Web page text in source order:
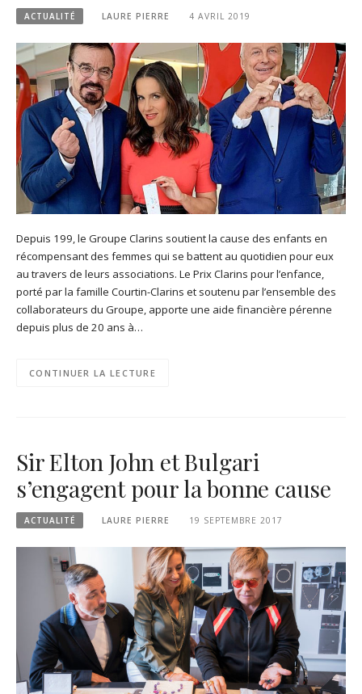
ACTUALITÉ LAURE PIERRE 4 AVRIL 2019
Depuis 199, le Groupe Clarins soutient la cause des enfants en
récompensant des femmes qui se battent au quotidien pour eux
au travers de leurs associations. Le Prix Clarins pour l’enfance,
porté par la famille Courtin-Clarins et soutenu par l’ensemble des
collaborateurs du Groupe, apporte une aide financière pérenne
depuis plus de 20 ans à…
CONTINUER LA LECTURE
Sir Elton John et Bulgari
s’engagent pour la bonne cause
ACTUALITÉ LAURE PIERRE 19 SEPTEMBRE 2017